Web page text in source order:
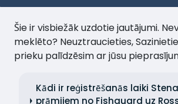
Šie ir visbiežāk uzdotie jautājumi.
meklēto? Neuztraucieties,
prieku palīdzēsim ar jūsu
Kādi ir reģistrēšanās laiki
prāmjiem no Fishguard uz